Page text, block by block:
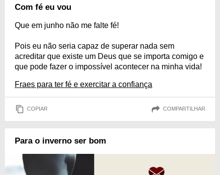
Com fé eu vou
Que em junho não me falte fé!
Pois eu não seria capaz de superar nada sem
acreditar que existe um Deus que se importa comigo e
que pode fazer o impossível acontecer na minha vida!
Fraes para ter fé e exercitar a confiança
COPIAR COMPARTILHAR
Para o inverno ser bom